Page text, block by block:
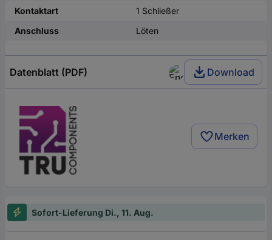
Kontaktart
1 Schließer
Anschluss
Löten
Datenblatt (PDF) Download
Merken
Sofort-Lieferung Di., 11. Aug.